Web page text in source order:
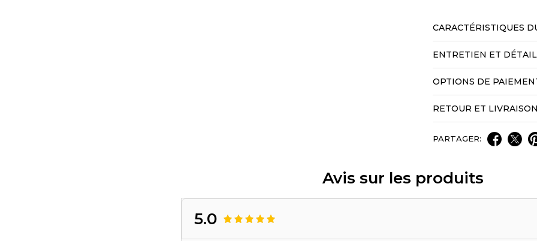
CARACTÉRISTIQUES
ENTRETIEN ET
OPTIONS DE
RETOUR ET
PARTAGER:
Avis sur les produits
5.0